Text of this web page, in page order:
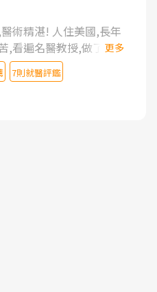
術精湛! 人住美國,長年
,看遍名醫教授,做了各種
針灸及物理徒手治療都
痛藥都效果有限,只是壓
眠嚴重影響生活品質.
才主任是頸頭症候群專
更多
7則就醫評鑑